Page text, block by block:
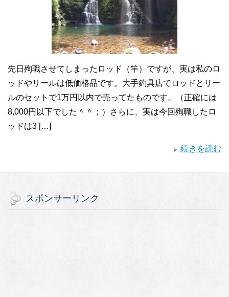
先日殉職させてしまったロッド（竿）ですが、実は私のロ
ッドやリールは低価格品です。大手釣具店でロッドとリー
ルのセットで1万円以内で売ってたものです。（正確には
8,000円以下でした＾＾；）さらに、実は今回殉職したロ
ッドは3 […]
続きを読む
スポンサーリンク